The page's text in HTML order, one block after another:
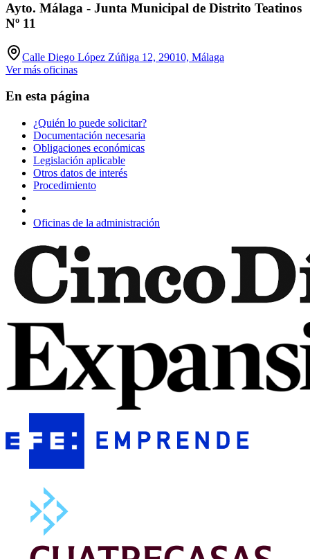
Ayto. Málaga - Junta Municipal de Distrito Teatinos
Nº 11
Calle Diego López Zúñiga 12, 29010, Málaga
Ver más oficinas
En esta página
¿Quién lo puede solicitar?
Documentación necesaria
Obligaciones económicas
Legislación aplicable
Otros datos de interés
Procedimiento
Oficinas de la administración